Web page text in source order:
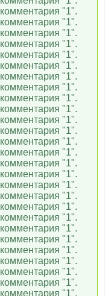
"1".
"1".
"1".
"1".
"1".
"1".
"1".
"1".
"1".
"1".
"1".
"1".
"1".
"1".
"1".
"1".
"1".
"1".
"1".
"1".
"1".
"1".
"1".
"1".
"1".
"1".
"1".